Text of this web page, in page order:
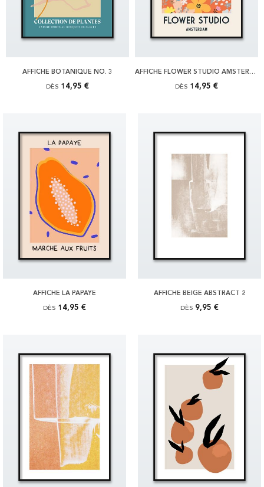
AFFICHE BOTANIQUE NO. 3
DÈS 14,95 €
AFFICHE FLOWER STUDIO AMSTERDAM
DÈS 14,95 €
AFFICHE LA PAPAYE
DÈS 14,95 €
AFFICHE BEIGE ABSTRACT 2
DÈS 9,95 €